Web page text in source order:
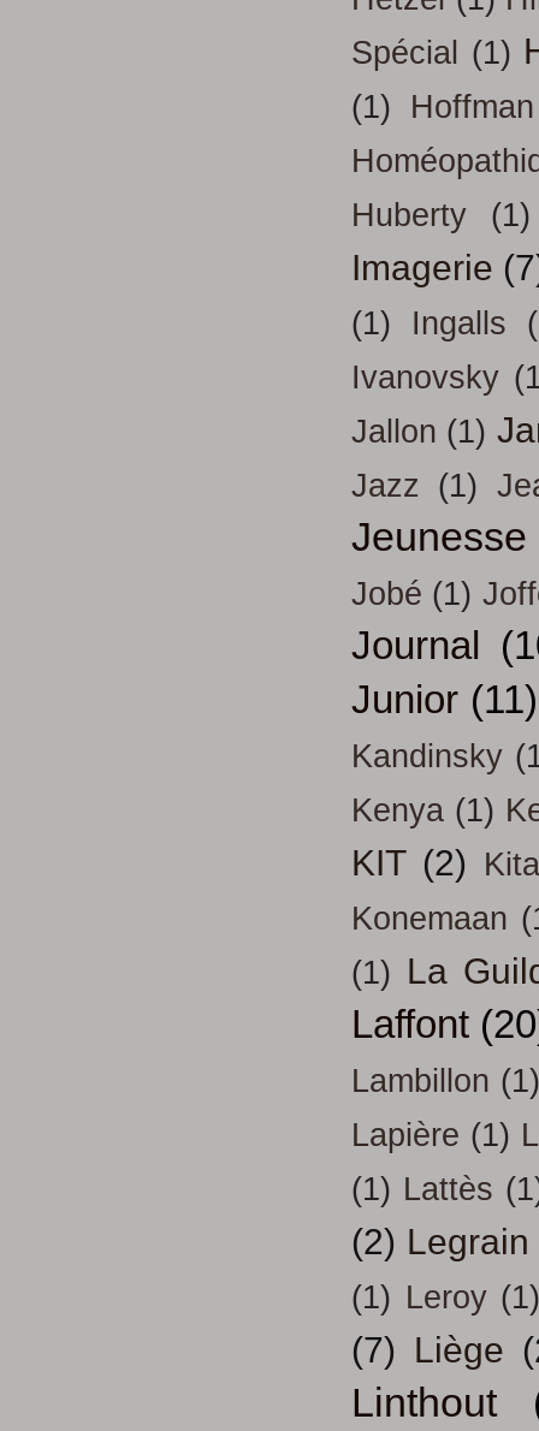
Spécial (1)
(1)
Hoffman
Huberty
(1)
Imagerie
(1) Ingalls
Ivanovsky
Jallon (1)
Jazz (1)
Jeunesse
Jobé (1)
Journal
Junior (11)
Kandinsky
Kenya (1)
KIT (2)
Konemaan
(1) La
Laffont
Lambillon (1)
Lapière (1)
(1) Lattès
(2) Legrain
(1) Leroy
(7) Liège
Linthout